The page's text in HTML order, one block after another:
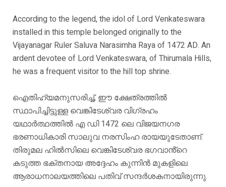
According to the legend, the idol of Lord Venkateswara
installed in this temple belonged originally to the
Vijayanagar Ruler Saluva Narasimha Raya of 1472 AD. An
ardent devotee of Lord Venkateswara, of Thirumala Hills,
he was a frequent visitor to the hill top shrine.
ഐതിഹ്യമനുസരിച്ച്, ഈ ക്ഷേത്രത്തിൽ
സ്ഥാപിച്ചിട്ടുള്ള വെങ്കിടേശ്വര വിഗ്രഹം
യഥാർത്ഥത്തിൽ എ ഡി 1472 ലെ വിജയനഗര
ഭരണാധികാരി സാലുവ നരസിംഹ രായയുടേതാണ്.
തിരുമല ഹിൽസിലെ വെങ്കിടേശ്വര ഭഗവാൻ്റെ
കടുത്ത ഭക്തനായ അദ്ദേഹം കുന്നിൻ മുകളിലെ
ആരാധനാലയത്തിലെ പതിവ് സന്ദർശകനായിരുന്നു.